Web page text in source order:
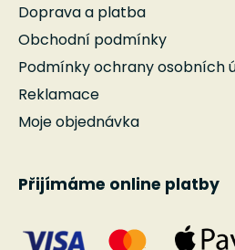
Doprava a platba
Obchodní podmínky
Podmínky ochrany osobních
Reklamace
Moje objednávka
Přijímáme online platby